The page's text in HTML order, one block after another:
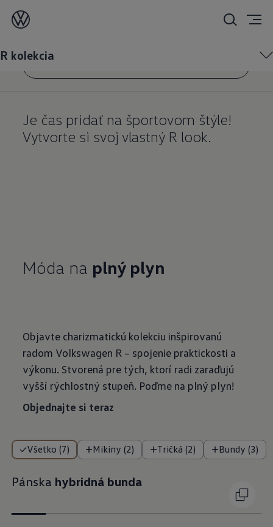
R kolekcia
Je čas pridať na športovom štýle!
Vytvorte si svoj vlastný R look.
Móda na plný plyn
Objavte charizmatickú kolekciu inšpirovanú
radom Volkswagen R – spojenie praktickosti a
výkonu. Stvorená pre tých, ktorí radi zaraďujú
vyšší rýchlostný stupeň. Poďme na plný plyn!
Objednajte si teraz
Všetko (7) Mikiny (2) Tričká (2) Bundy (3)
Pánska hybridná bunda